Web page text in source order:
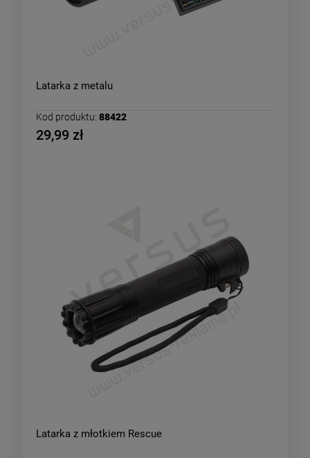
Latarka z metalu
Kod produktu: 88422
29,99 zł
Latarka z młotkiem Rescue